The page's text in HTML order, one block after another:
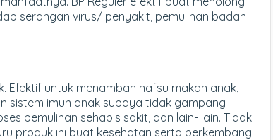
serangan virus/ penyakit, pemulihan badan
Efektif untuk menambah nafsu makan anak,
sistem imun anak supaya tidak gampang
pemulihan sehabis sakit, dan lain- lain. Tidak
produk ini buat kesehatan serta berkembang